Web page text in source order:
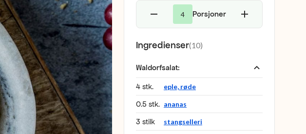
4 Porsjoner
Ingredienser(10)
Waldorfsalat:
4 stk. eple, røde
0.5 stk. ananas
3 stilk stangselleri